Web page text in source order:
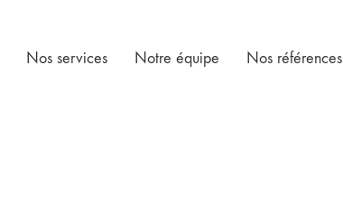
Nos services Notre équipe Nos références